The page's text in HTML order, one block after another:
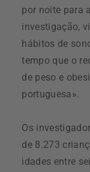
por noite para
investigação,
hábitos de
tempo que o
de peso e
portuguesa».
Os
de 8.273
idades entre